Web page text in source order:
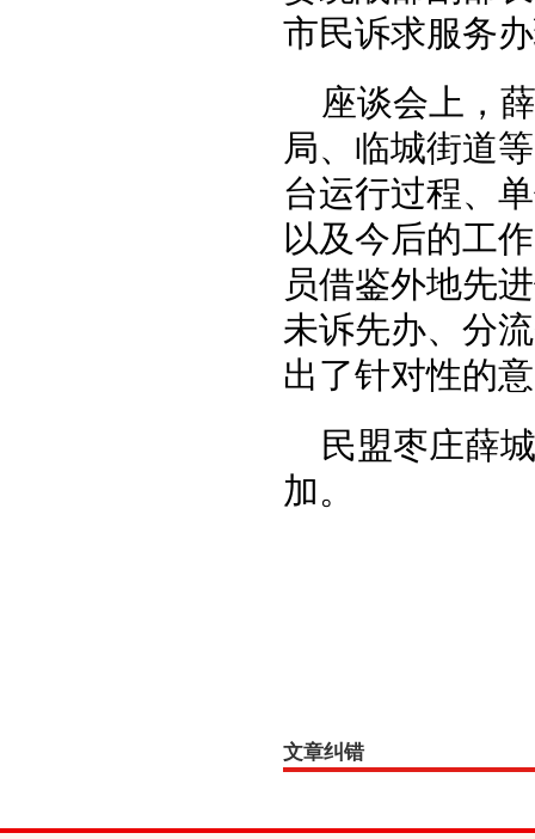
市民诉求服务
座谈会上，
局、临城街道等
台运行过程、
以及今后的工
员借鉴外地先
未诉先办、分
出了针对性的
民盟枣庄薛
加。
文章纠错